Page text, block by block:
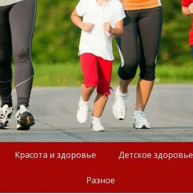
Красота и здоровье Детское здоровье
Разное